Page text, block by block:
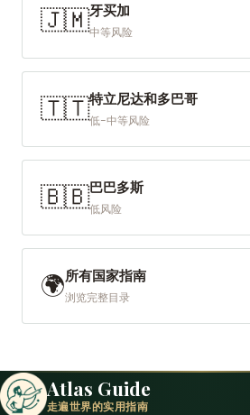
🇯🇲牙买加
中等风险
🇹🇹特立尼达和多巴哥
低-中等风险
🇧🇧巴巴多斯
低风险
🌍所有国家指南
浏览完整目录
Atlas Guide
走遍世界的实用指南